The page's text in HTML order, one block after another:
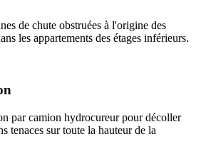
de chute obstruées à l'origine des
les appartements des étages inférieurs.
par camion hydrocureur pour décoller
tenaces sur toute la hauteur de la